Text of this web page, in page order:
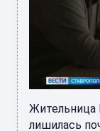
Жительница
лишилась